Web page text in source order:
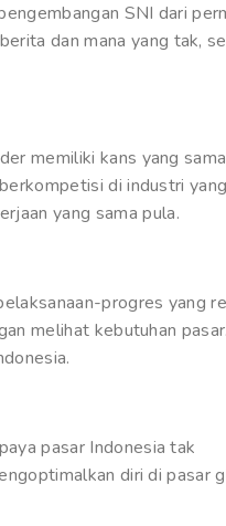
SNI dari
dan mana yang tak,
memiliki kans yang
di industri
yang sama pula.
progres yang
melihat kebutuhan pasar.
pasar Indonesia tak
diri di pasar